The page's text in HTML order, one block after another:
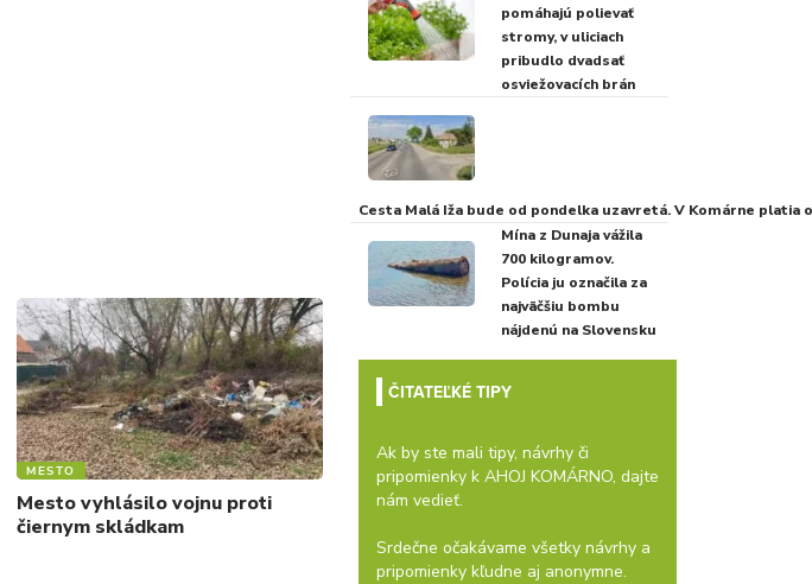
MESTO
Mesto vyhlásilo vojnu proti
čiernym skládkam
pomáhajú polievať
stromy, v uliciach
pribudlo dvadsať
osviežovacích brán
Cesta Malá Iža bude od pondelka uzavretá. V Komárne platia
Mína z Dunaja vážila
700 kilogramov.
Polícia ju označila za
najväčšiu bombu
nájdenú na Slovensku
ČITATEĽKÉ TIPY
Ak by ste mali tipy, návrhy či
pripomienky k AHOJ KOMÁRNO, dajte
nám vedieť.
Srdečne očakávame všetky návrhy a
pripomienky kľudne aj anonymne.